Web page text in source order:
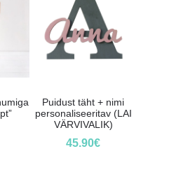
Puidust täht + nimi
personaliseeritav (LAI
VÄRVIVALIK)
45.90€